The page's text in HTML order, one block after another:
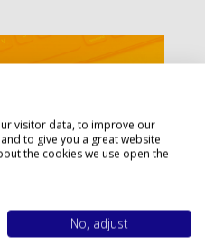
visitor data, to improve our
to give you a great website
the cookies we use open the
No, adjust